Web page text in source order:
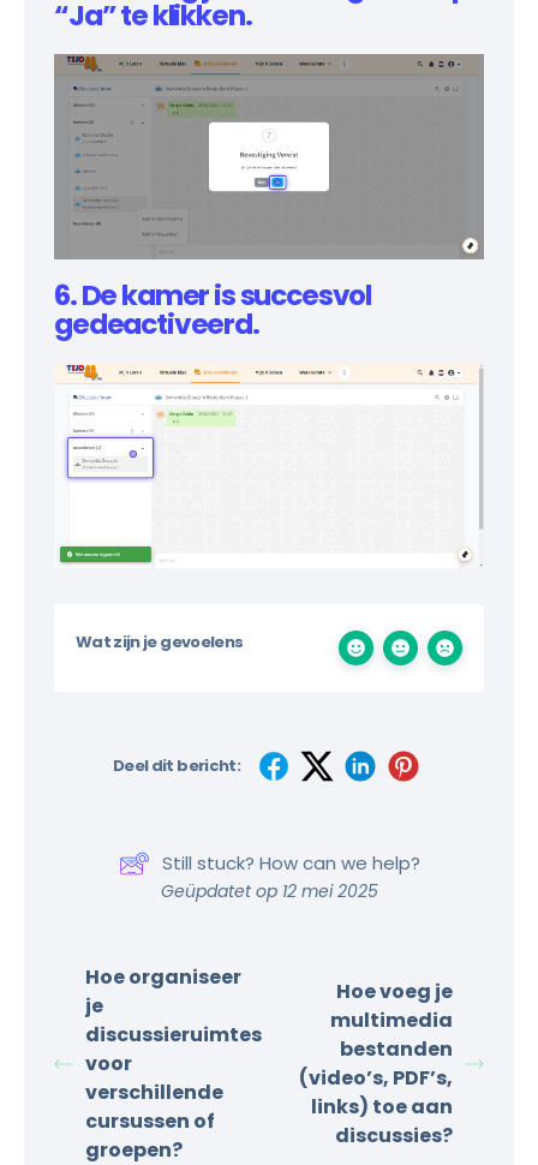
“Ja” te klikken.
6. De kamer is succesvol
gedeactiveerd.
Wat zijn je gevoelens
Deel dit bericht:
Still stuck? How can we help?
Geüpdatet op 12 mei 2025
Hoe organiseer
je
discussieruimtes
voor
verschillende
cursussen of
groepen?
Hoe voeg je
multimedia
bestanden
(video’s, PDF’s,
links) toe aan
discussies?